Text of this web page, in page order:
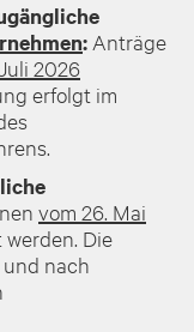
: Anträge
2026
erfolgt im
vom 26. Mai
Die
nach